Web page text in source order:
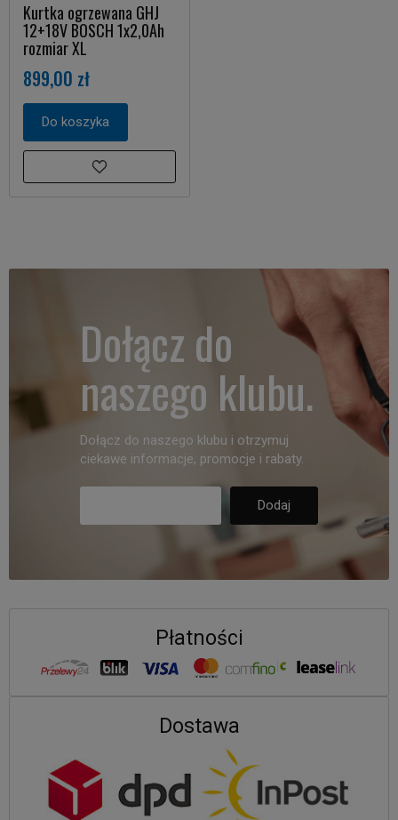
Kurtka ogrzewana GHJ
12+18V BOSCH 1x2,0Ah
rozmiar XL
899,00 zł
Do koszyka
Dołącz do
naszego klubu.
Dołącz do naszego klubu i otrzymuj
ciekawe informacje, promocje i rabaty.
Płatności
Dostawa